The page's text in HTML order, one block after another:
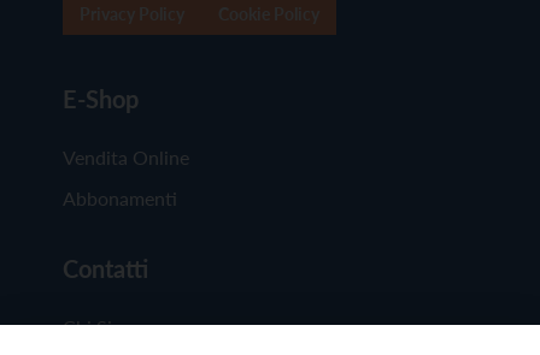
E-Shop
Vendita Online
Abbonamenti
Contatti
Chi Siamo